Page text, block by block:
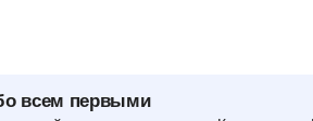
всем первыми